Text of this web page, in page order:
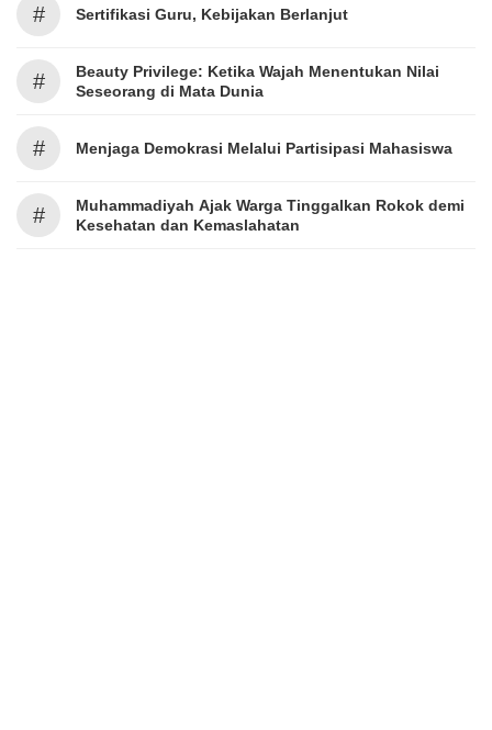
# Sertifikasi Guru, Kebijakan Berlanjut
#
Beauty Privilege: Ketika Wajah Menentukan Nilai
Seseorang di Mata Dunia
# Menjaga Demokrasi Melalui Partisipasi Mahasiswa
#
Muhammadiyah Ajak Warga Tinggalkan Rokok demi
Kesehatan dan Kemaslahatan